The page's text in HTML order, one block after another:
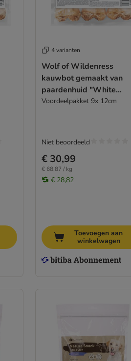
4 varianten
Wolf of Wildenress
kauwbot gemaakt van
paardenhuid "White
Infinity"
Voordeelpakket 9x 12cm
€ 30,99
€ 68,87 / kg
€ 28,82
Niet beoordeeld
Toevoegen aan
winkelwagen